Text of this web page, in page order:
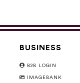
BUSINESS
B2B LOGIN
IMAGEBANK